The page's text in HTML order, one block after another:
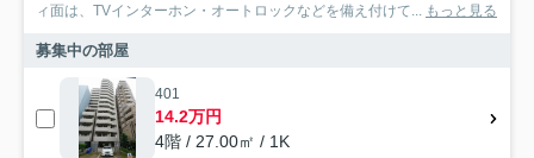
ィ面は、TVインターホン・オートロックなどを備え付けて... もっと見る
募集中の部屋
401
14.2万円
4階 / 27.00㎡ / 1K